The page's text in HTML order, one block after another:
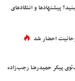
پیشنهادها و انتقادهای
احضار شد
پیکر حمیدرضا رجب‌زاده